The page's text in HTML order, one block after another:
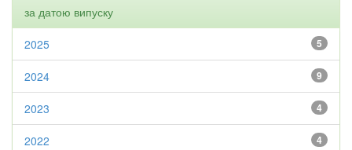
за датою випуску
5
2025
9
2024
4
2023
4
2022